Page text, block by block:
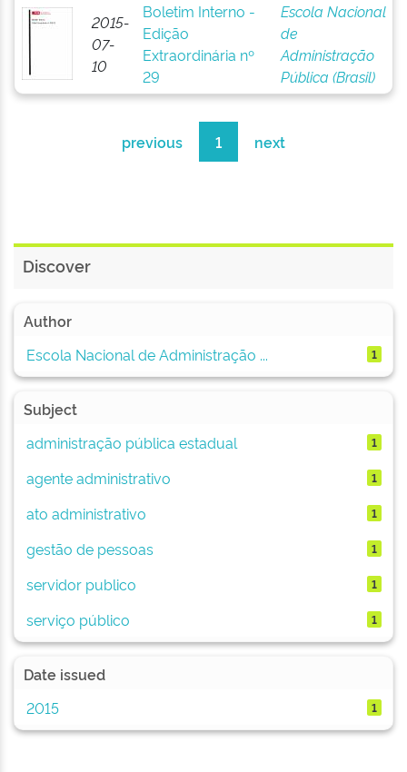
2015-
07-
10
Boletim Interno -
Edição
Extraordinária nº
29
Escola Nacional
de
Administração
Pública (Brasil)
previous 1 next
Discover
Author
Escola Nacional de Administração ...
1
Subject
administração pública estadual
1
agente administrativo 1
ato administrativo 1
gestão de pessoas 1
servidor publico 1
serviço público 1
Date issued
2015
1